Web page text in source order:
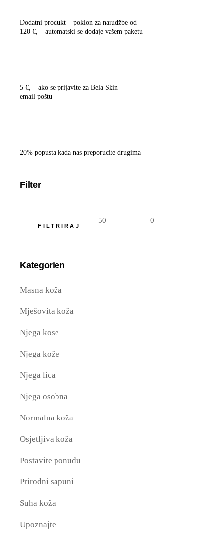
Dodat­ni pro­dukt – poklon za naru­dž­be od
120 €, – auto­mat­ski se doda­je vašem paketu
5 €, – ako se pri­ja­vi­te za Bela Skin
email poštu
20% popus­ta kada nas pre­po­ru­ci­te drugima
Filter
FILTRIRAJ
Kategorien
Masna koža
Mješovita koža
Njega kose
Njega kože
Njega lica
Njega osobna
Normalna koža
Osjetljiva koža
Postavite ponudu
Prirodni sapuni
Suha koža
Upoznajte